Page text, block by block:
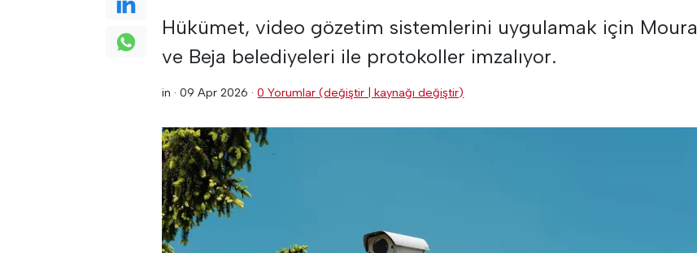
Hükümet, video gözetim sistemlerini uygulamak için Moura
ve Beja belediyeleri ile protokoller imzalıyor.
in ·09 Apr 2026 ·0 Yorumlar (değiştir | kaynağı değiştir)